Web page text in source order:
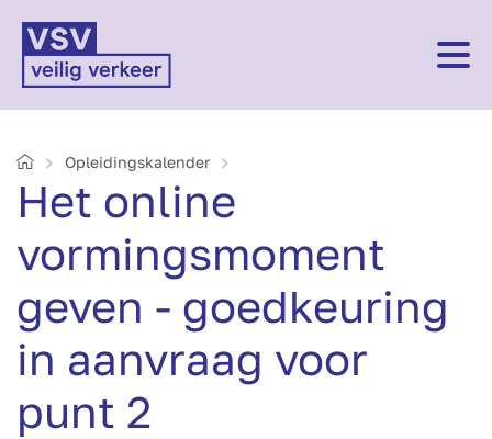
HomeOpleidings­kalender
Het online
vormingsmoment
geven - goedkeuring
in aanvraag voor
punt 2